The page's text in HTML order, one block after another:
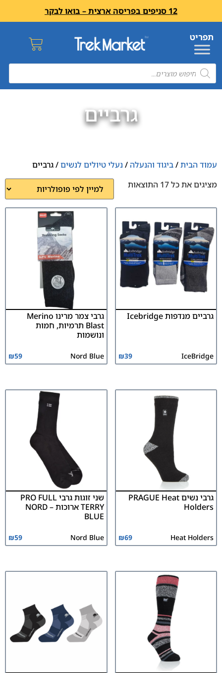
12 סניפים בפריסה ארצית – בואו לבקר
גרביים
עמוד הבית/ביגוד והנעלה / נעלי טיולים לנשים/ גרביים
מציגים את כל ⁦17⁩ התוצאות
גרביים מנדפות Icebridge
IceBridge
₪39
גרבי צמר מרינו Merino
Blast תרמיות, חמות
ונושמות
Nord Blue
₪59
גרבי נשים PRAGUE Heat
Holders
Heat Holders
₪69
שני זוגות גרבי PRO FULL
TERRY ארוכות – NORD
BLUE
Nord Blue
₪59